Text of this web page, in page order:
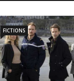
FICTIONS